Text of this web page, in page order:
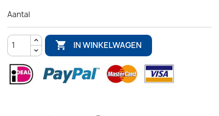
Aantal
 IN WINKELWAGEN